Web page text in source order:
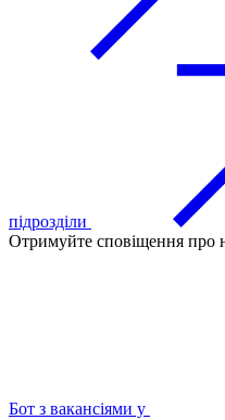
підрозділи
Отримуйте сповіщення про
Бот з вакансіями у